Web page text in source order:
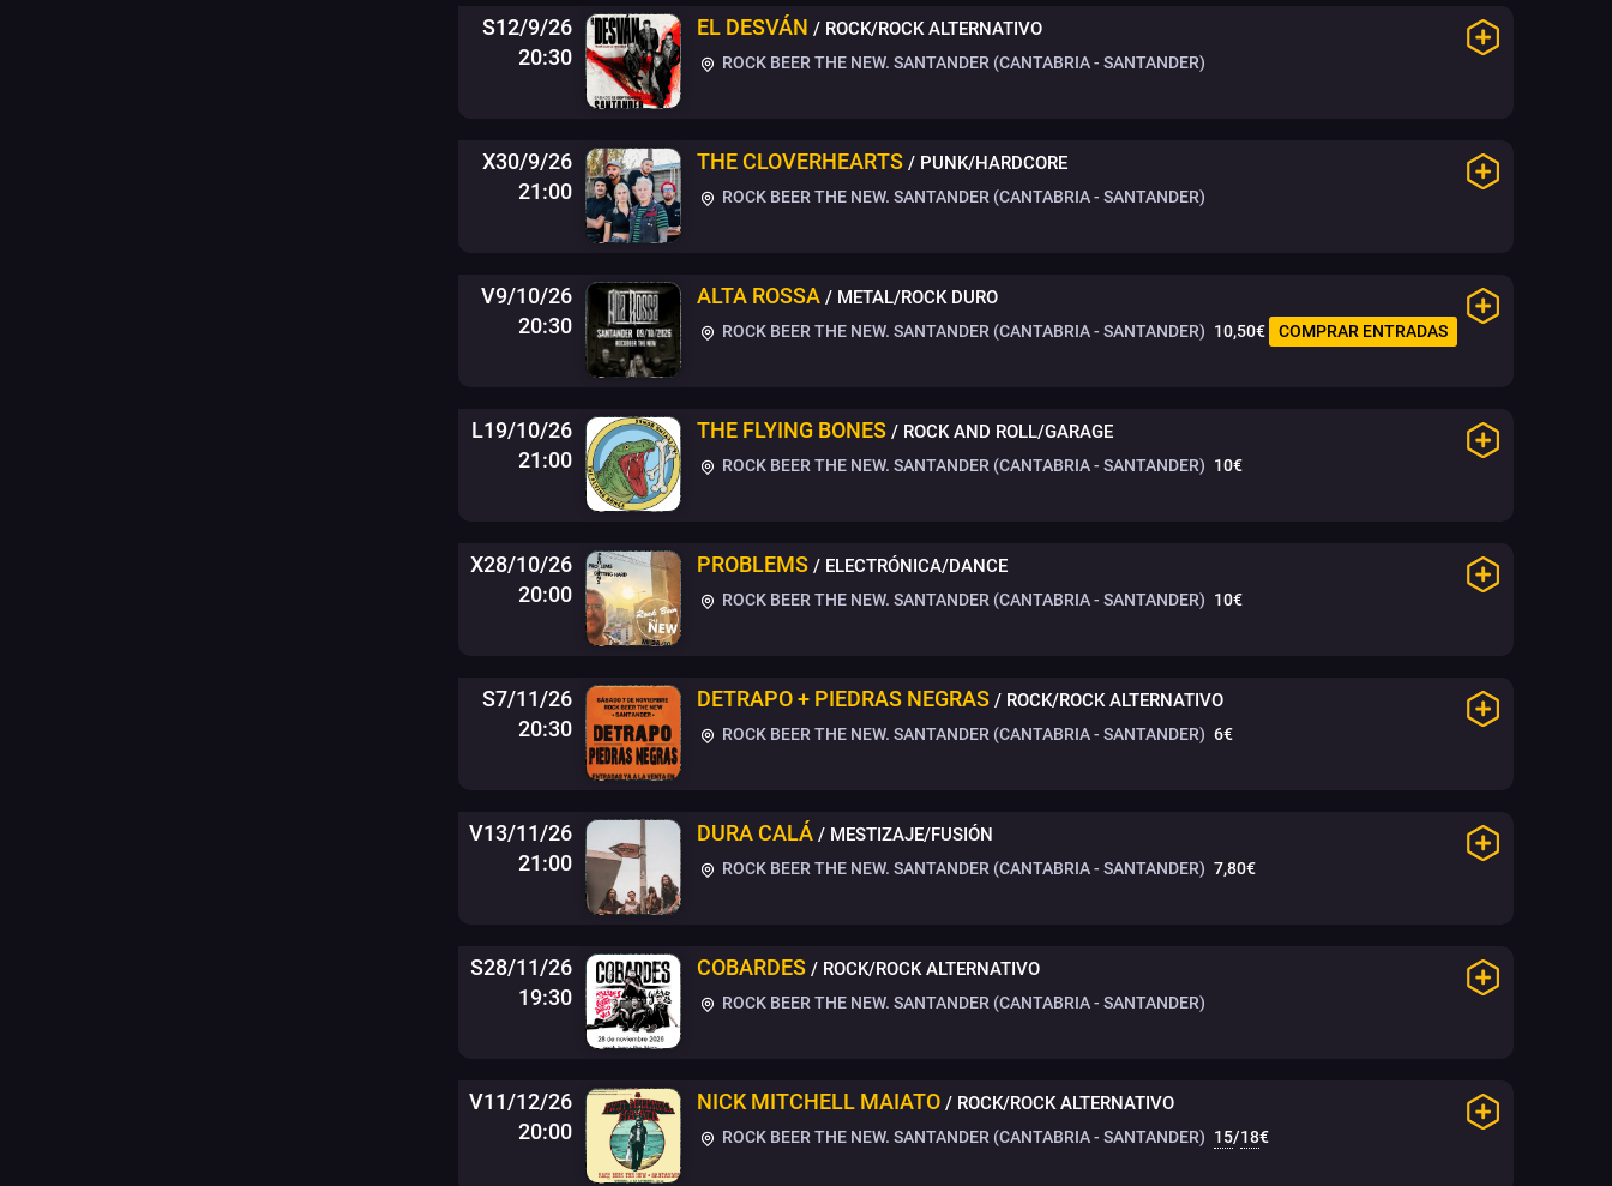
S12/9/26
20:30
EL DESVÁN / ROCK/ROCK ALTERNATIVO
ROCK BEER THE NEW. SANTANDER (CANTABRIA - SANTANDER)
X30/9/26
21:00
THE CLOVERHEARTS / PUNK/HARDCORE
ROCK BEER THE NEW. SANTANDER (CANTABRIA - SANTANDER)
V9/10/26
20:30
ALTA ROSSA / METAL/ROCK DURO
ROCK BEER THE NEW. SANTANDER (CANTABRIA - SANTANDER) 10,50€ COMPRAR ENTRADAS
L19/10/26
21:00
THE FLYING BONES / ROCK AND ROLL/GARAGE
ROCK BEER THE NEW. SANTANDER (CANTABRIA - SANTANDER) 10€
X28/10/26
20:00
PROBLEMS / ELECTRÓNICA/DANCE
ROCK BEER THE NEW. SANTANDER (CANTABRIA - SANTANDER) 10€
S7/11/26
20:30
DETRAPO + PIEDRAS NEGRAS / ROCK/ROCK ALTERNATIVO
ROCK BEER THE NEW. SANTANDER (CANTABRIA - SANTANDER) 6€
V13/11/26
21:00
DURA CALÁ / MESTIZAJE/FUSIÓN
ROCK BEER THE NEW. SANTANDER (CANTABRIA - SANTANDER) 7,80€
S28/11/26
19:30
COBARDES / ROCK/ROCK ALTERNATIVO
ROCK BEER THE NEW. SANTANDER (CANTABRIA - SANTANDER)
V11/12/26
20:00
NICK MITCHELL MAIATO / ROCK/ROCK ALTERNATIVO
ROCK BEER THE NEW. SANTANDER (CANTABRIA - SANTANDER) 15/18€